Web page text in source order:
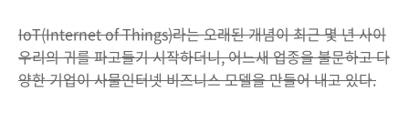
IoT(Internet of Things)라는 오래된 개념이 최근 몇 년 사이
우리의 귀를 파고들기 시작하더니, 어느새 업종을 불문하고 다
양한 기업이 사물인터넷 비즈니스 모델을 만들어 내고 있다.